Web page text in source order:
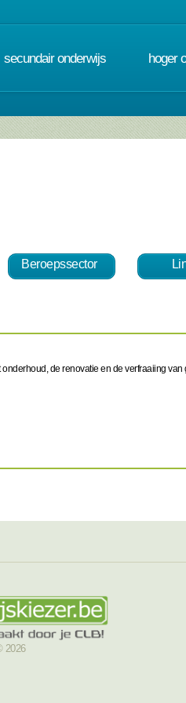
secundair onderwijs hoger
Beroepssector
de renovatie en de verfraaiing van
2026